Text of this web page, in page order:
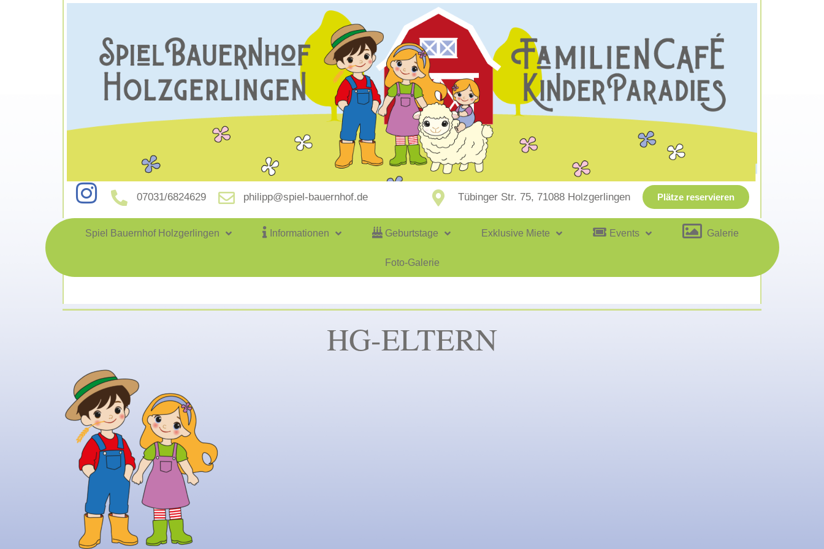
07031/6824629 philipp@spiel-bauernhof.de Tübinger Str. 75, 71088 Holzgerlingen Plätze reservieren
Spiel Bauernhof Holzgerlingen Informationen Geburtstage Exklusive Miete Events Galerie
Foto-Galerie
HG-ELTERN